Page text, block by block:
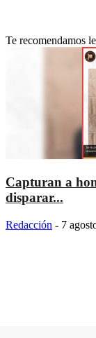
Te recomendamos
Capturan a
disparar...
Redacción - 7